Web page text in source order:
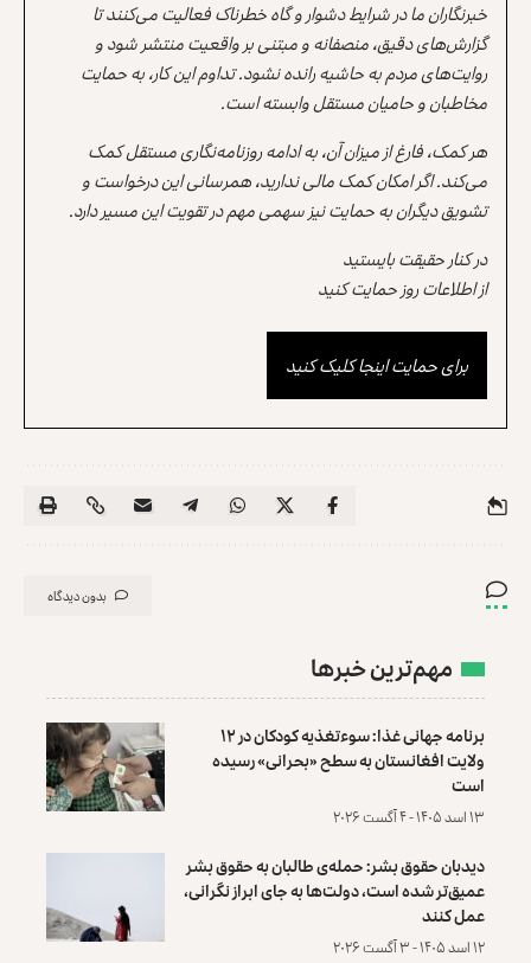
خبرنگاران ما در شرایط دشوار و گاه خطرناک فعالیت می‌کنند تا
گزارش‌های دقیق، منصفانه و مبتنی بر واقعیت منتشر شود و
روایت‌های مردم به حاشیه رانده نشود. تداوم این کار، به حمایت
مخاطبان و حامیان مستقل وابسته است.
هر کمک، فارغ از میزان آن، به ادامه روزنامه‌نگاری مستقل کمک
می‌کند. اگر امکان کمک مالی ندارید، همرسانی این درخواست و
تشویق دیگران به حمایت نیز سهمی مهم در تقویت این مسیر دارد.
در کنار حقیقت بایستید
از اطلاعات روز حمایت کنید
برای حمایت اینجا کلیک کنید
بدون دیدگاه
مهم‌ترین خبرها
برنامه جهانی غذا: سوءتغذیه کودکان در ۱۲
ولایت افغانستان به سطح «بحرانی» رسیده
است
۱۳ اسد ۱۴۰۵ - ۴ آگست ۲۰۲۶
دیدبان حقوق بشر: حمله‌ی طالبان به حقوق بشر
عمیق‌تر شده است، دولت‌ها به جای ابراز نگرانی،
عمل کنند
۱۲ اسد ۱۴۰۵ - ۳ آگست ۲۰۲۶